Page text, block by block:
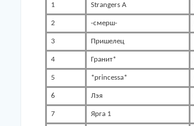
1 Strangers A
2 -смерш-
3 Пришелец
4 Гранит*
5 *princessa*
6 Лэя
7 Ярга 1